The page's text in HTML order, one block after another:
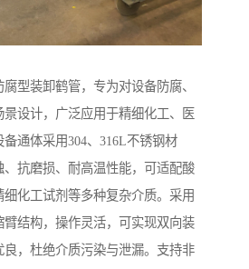
型装卸鹤管，专为对设备防腐、
设计，广泛应用于精细化工、医
通体采用304、316L不锈钢材
、抗磨损、耐高温性能，可适配酸
化工试剂等多种复杂介质。采用
臂结构，操作灵活，可实现双向装
，杜绝介质污染与泄漏。支持非